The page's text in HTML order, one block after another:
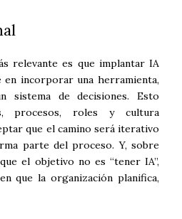
relevante es que implantar IA
incorporar una herramienta,
sistema de decisiones. Esto
procesos, roles y cultura
que el camino será iterativo
parte del proceso. Y, sobre
el objetivo no es “tener IA”,
que la organización planifica,